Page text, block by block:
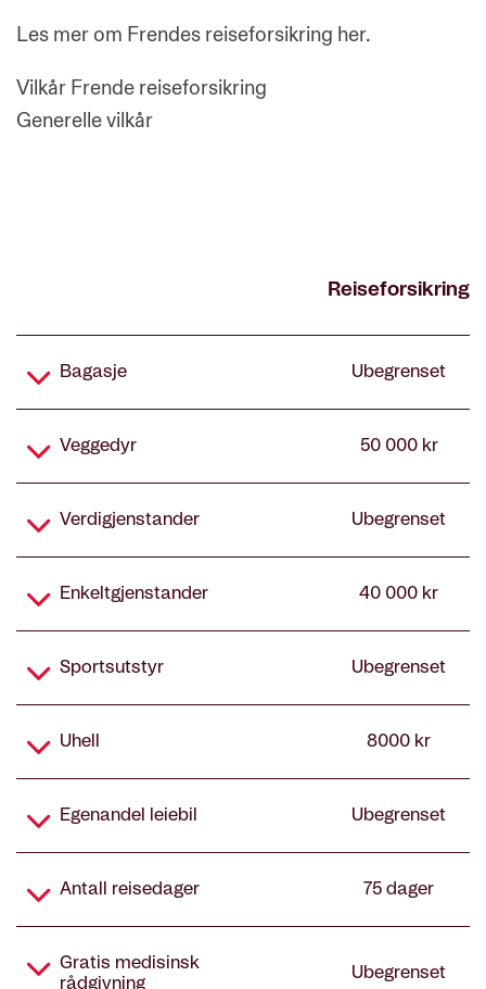
Les mer om Frendes reiseforsikring her.
Vilkår Frende reiseforsikring
Generelle vilkår